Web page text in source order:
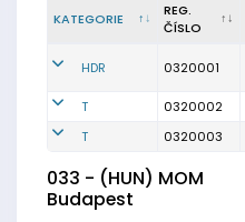
KATEGORIE
REG.
ČÍSLO
HDR 0320001
T
0320002
T
0320003
033 - (HUN) MOM
Budapest